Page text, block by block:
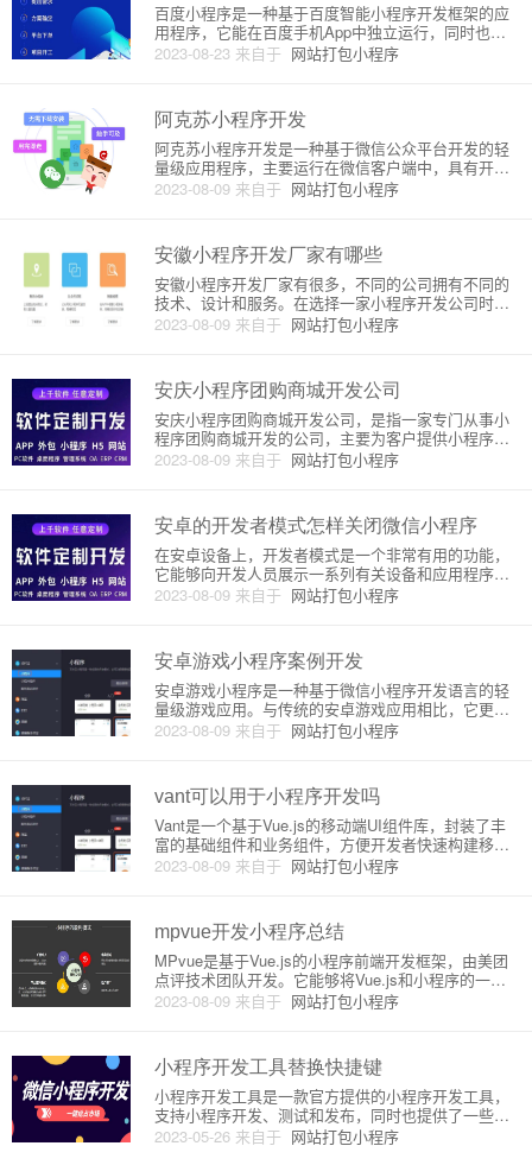
2023-08-23 来自于 网站打包小程序
百度小程序是一种基于百度智能小程序开发框架的应
用程序，它能在百度手机App中独立运行，同时也可
以被分享和传播。下面将详细介绍百度小程序的开发
方式和原理。1. 开发环境搭建为了开始开发百度小程
度开发者工具：百
阿克苏小程序开发
2023-08-09 来自于 网站打包小程序
阿克苏小程序开发是一种基于微信公众平台开发的轻
量级应用程序，主要运行在微信客户端中，具有开发
成本低、易于推广、操作简单等特点。本文将详细介
绍阿克苏小程序开发的原理和流程。一、阿克苏小程
众平台的服务，通过开发者工
安徽小程序开发厂家有哪些
2023-08-09 来自于 网站打包小程序
安徽小程序开发厂家有很多，不同的公司拥有不同的
技术、设计和服务。在选择一家小程序开发公司时，
需要注意以下几个方面。首先，要查看公司的案例和
客户评价，了解公司的项目质量和服务品质；其次，
拥有一支专业的技术团队，并
安庆小程序团购商城开发公司
2023-08-09 来自于 网站打包小程序
安庆小程序团购商城开发公司，是指一家专门从事小
程序团购商城开发的公司，主要为客户提供小程序团
购商城的开发、维护和优化服务。下面将从原理和详
细介绍两个方面来解析这个话题。一、原理小程序团
1.小程序技术小程序是一种
安卓的开发者模式怎样关闭微信小程序
2023-08-09 来自于 网站打包小程序
在安卓设备上，开发者模式是一个非常有用的功能，
它能够向开发人员展示一系列有关设备和应用程序运
行状况的信息。然而，在某些情况下，你可能希望关
闭某些应用程序，特别是微信小程序。下面，让我们
微信小程序的方法和原理。首
安卓游戏小程序案例开发
2023-08-09 来自于 网站打包小程序
安卓游戏小程序是一种基于微信小程序开发语言的轻
量级游戏应用。与传统的安卓游戏应用相比，它更便
捷、更快速、更轻量级，可以在微信、QQ等社交平台
上轻松分享和传播，具有更好的用户体验和更高的使
步骤。开发原理安卓游戏小
vant可以用于小程序开发吗
2023-08-09 来自于 网站打包小程序
Vant是一个基于Vue.js的移动端UI组件库，封装了丰
富的基础组件和业务组件，方便开发者快速构建移动
端应用。它主要针对H5和微信小程序两个方向进行开
发和维护。本文将从小程序的角度介绍Vant在小程序
mpvue开发小程序总结
2023-08-09 来自于 网站打包小程序
MPvue是基于Vue.js的小程序前端开发框架，由美团
点评技术团队开发。它能够将Vue.js和小程序的一些
特点和能力结合起来，提供许多易用、高效、丰富的
功能，方便开发者快速地构建小程序应用。本文将详
ue
小程序开发工具替换快捷键
2023-05-26 来自于 网站打包小程序
小程序开发工具是一款官方提供的小程序开发工具，
支持小程序开发、测试和发布，同时也提供了一些常
用的快捷键，以方便开发者在快速开发小程序的过程
中提高效率。但是，有时候我们可能需要将一些默认